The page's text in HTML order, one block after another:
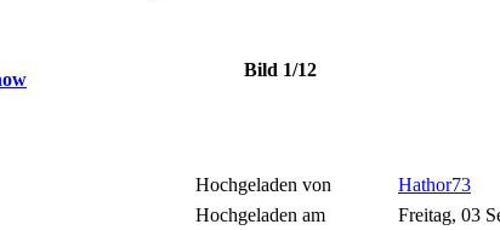
Bild 1/12
Hochgeladen von
Hathor73
Hochgeladen am
Freitag, 03